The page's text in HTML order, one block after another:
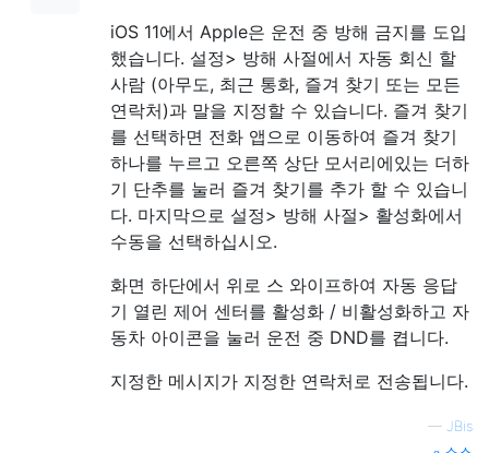
iOS 11에서 Apple은 운전 중 방해 금지를 도입
했습니다. 설정> 방해 사절에서 자동 회신 할
사람 (아무도, 최근 통화, 즐겨 찾기 또는 모든
연락처)과 말을 지정할 수 있습니다. 즐겨 찾기
를 선택하면 전화 앱으로 이동하여 즐겨 찾기
하나를 누르고 오른쪽 상단 모서리에있는 더하
기 단추를 눌러 즐겨 찾기를 추가 할 수 있습니
다. 마지막으로 설정> 방해 사절> 활성화에서
수동을 선택하십시오.
화면 하단에서 위로 스 와이프하여 자동 응답
기 열린 제어 센터를 활성화 / 비활성화하고 자
동차 아이콘을 눌러 운전 중 DND를 켭니다.
지정한 메시지가 지정한 연락처로 전송됩니다.
— JBis